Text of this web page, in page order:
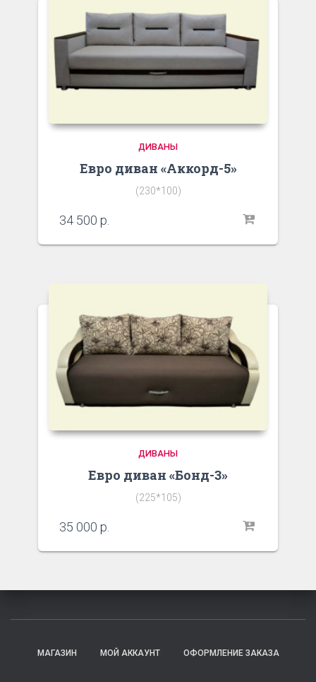
ДИВАНЫ
Евро диван «Аккорд-5»
(230*100)
34 500 р.
ДИВАНЫ
Евро диван «Бонд-3»
(225*105)
35 000 р.
МАГАЗИН МОЙ АККАУНТ ОФОРМЛЕНИЕ ЗАКАЗА